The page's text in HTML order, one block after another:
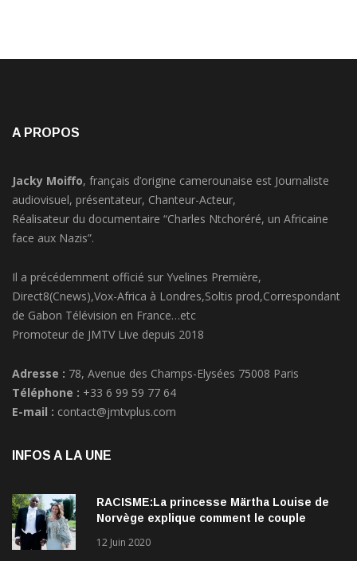
A PROPOS
Jacky Moiffo, français d’origine camerounaise est Journaliste
audiovisuel, présentateur, Chanteur-Acteur,
Réalisateur du documentaire “Charles Ntchoréré, un Africaine
face aux Nazis”.
Il a précédemment officié sur Yvelines Première,
Direct8(Cnews),Vox-Africa à Londres,Soltis prod,Correspondant
de Gabon Télévision en France…etc
Promoteur de JMTV Live depuis 2018
Adresse : 78, Avenue des Champs-Elysées 75008 Paris
Téléphone : +33 6 99 59 77 64
E-mail : contact@jmtvplus.com
INFOS A LA UNE
RACISME:La princesse Märtha Louise de
Norvège explique comment le couple
Verrett lui a ouvert les yeux sur le racisme
12 Juin 2020